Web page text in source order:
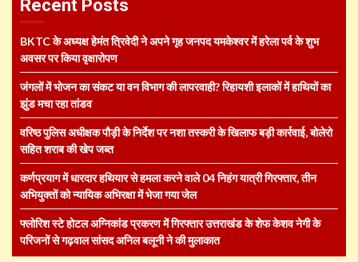
Recent Posts
BKTC के अध्यक्ष हेमंत त्रिवेदी ने अपने गृह जनपद यमकेश्वर में हरेला पर्व के शुभ
अवसर पर किया वृक्षारोपण
जंगलों में भोजन का संकट या वन विभाग की लापरवाही? रिहायशी इलाकों में हाथियों का
झुंड मचा रहा तांडव
वरिष्ठ पुलिस अधीक्षक पौड़ी के निर्देश पर नशा तस्करी के खिलाफ बड़ी कार्रवाई, बोलेरो
सहित शराब की खेप जब्त
कर्णप्रयाग में धारदार हथियार से हमला करने वाले 04 निहंग यात्री गिरफ्तार, तीन
अभियुक्तों को न्यायिक अभिरक्षा में भेजा गया जेल
फ्लोरिश स्टे होटल अग्निकांड प्रकरण में गिरफ्तार उत्तराखंड के शेफ केशव नेगी के
परिजनों से गढ़वाल सांसद अनिल बलूनी ने की मुलाकात